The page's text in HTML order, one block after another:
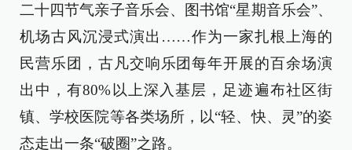
二十四节气亲子音乐会、图书馆“星期音乐会”、
机场古风沉浸式演出……作为一家扎根上海的
民营乐团，古凡交响乐团每年开展的百余场演
出中，有80%以上深入基层，足迹遍布社区街
镇、学校医院等各类场所，以“轻、快、灵”的姿
态走出一条“破圈”之路。